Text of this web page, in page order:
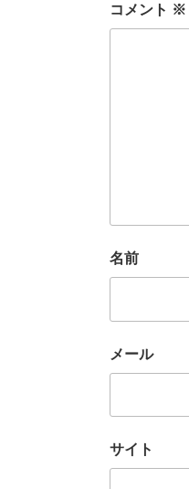
コメント ※
名前
メール
サイト